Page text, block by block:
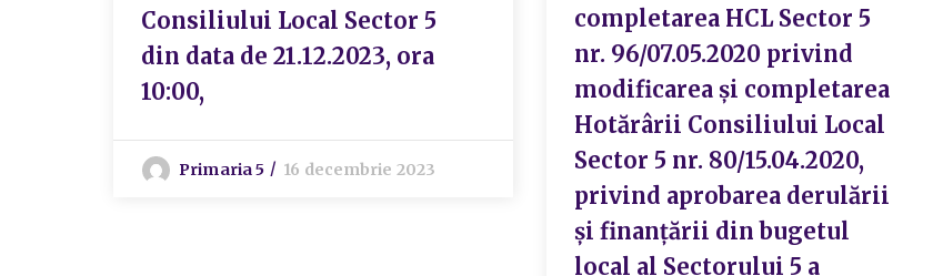
Consiliului Local Sector 5
din data de 21.12.2023, ora
10:00,
Primaria 5 16 decembrie 2023
completarea HCL Sector 5
nr. 96/07.05.2020 privind
modificarea și completarea
Hotărârii Consiliului Local
Sector 5 nr. 80/15.04.2020,
privind aprobarea derulării
și finanțării din bugetul
local al Sectorului 5 a